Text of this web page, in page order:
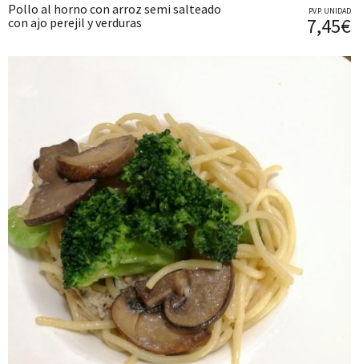
Pollo al horno con arroz semi salteado
con ajo perejil y verduras
P.V.P. UNIDAD
7,45€